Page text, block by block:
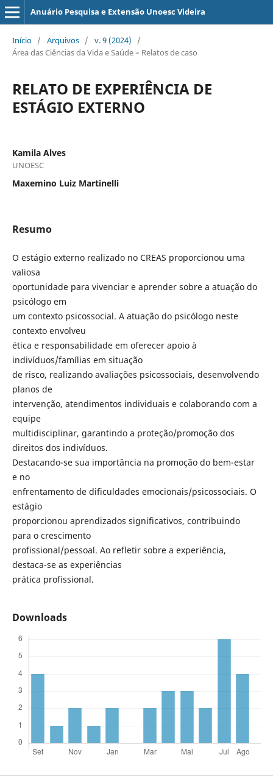
Anuário Pesquisa e Extensão Unoesc Videira
Início / Arquivos / v. 9 (2024)
/
Área das Ciências da Vida e Saúde – Relatos de caso
RELATO DE EXPERIÊNCIA DE
ESTÁGIO EXTERNO
Kamila Alves
UNOESC
Maxemino Luiz Martinelli
Resumo
O estágio externo realizado no CREAS proporcionou uma
valiosa
oportunidade para vivenciar e aprender sobre a atuação do
psicólogo em
um contexto psicossocial. A atuação do psicólogo neste
contexto envolveu
ética e responsabilidade em oferecer apoio à
indivíduos/famílias em situação
de risco, realizando avaliações psicossociais, desenvolvendo
planos de
intervenção, atendimentos individuais e colaborando com a
equipe
multidisciplinar, garantindo a proteção/promoção dos
direitos dos indivíduos.
Destacando-se sua importância na promoção do bem-estar
e no
enfrentamento de dificuldades emocionais/psicossociais. O
estágio
proporcionou aprendizados significativos, contribuindo
para o crescimento
profissional/pessoal. Ao refletir sobre a experiência,
destaca-se as experiências
prática profissional.
Downloads